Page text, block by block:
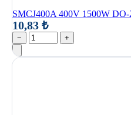
SMCJ400A 400V 1500W
10,83 ₺
− +